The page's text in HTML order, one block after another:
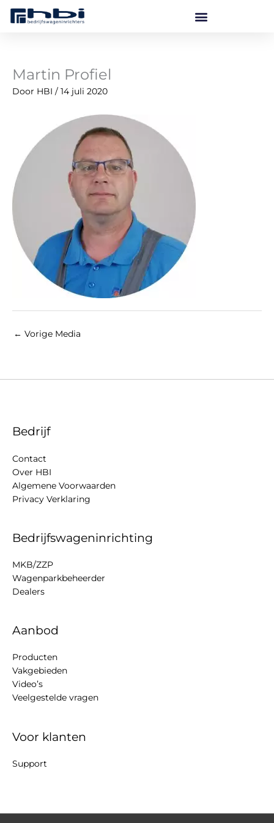
Martin Profiel
Door HBI / 14 juli 2020
← Vorige Media
Bedrijf
Contact
Over HBI
Algemene Voorwaarden
Privacy Verklaring
Bedrijfswageninrichting
MKB/ZZP
Wagenparkbeheerder
Dealers
Aanbod
Producten
Vakgebieden
Video’s
Veelgestelde vragen
Voor klanten
Support